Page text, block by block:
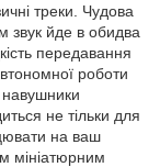
треки. Чудова
звук йде в обидва
передавання
роботи
навушники
не тільки для
на ваш
мініатюрним